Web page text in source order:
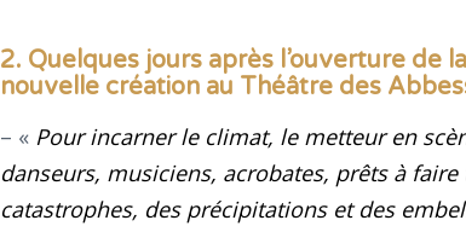
2. Quelques jours après l’ouverture de
nouvelle création au Théâtre des
– « Pour incarner le climat, le metteur en
danseurs, musiciens, acrobates, prêts à
catastrophes, des précipitations et des